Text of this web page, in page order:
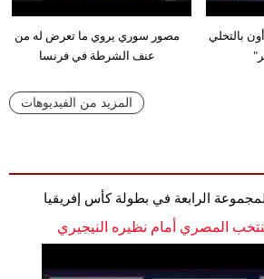
مصور سوري يروي ما تعرض له من
عنف الشرطة في فرنسا
بالتخلي
المزيد من الفيديوهات
الرابعة في بطولة كأس إفريقيا
المصري أمام نظيره النيجيري